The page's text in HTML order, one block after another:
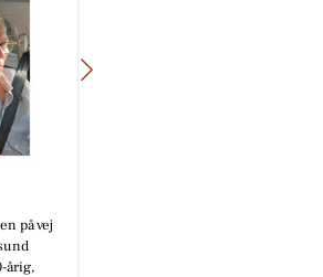
på vej
årig,